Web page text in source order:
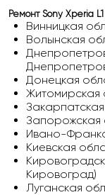
Ремонт Sony Xperia
Винницкая
Волынская
Донецкая
Житомирская
Запорожская
Ивано-
Киевская
Кировоград)
Луганская